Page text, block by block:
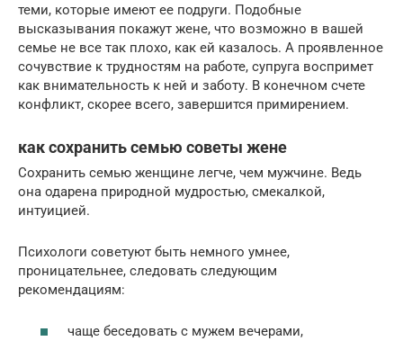
теми, которые имеют ее подруги. Подобные
высказывания покажут жене, что возможно в вашей
семье не все так плохо, как ей казалось. А проявленное
сочувствие к трудностям на работе, супруга воспримет
как внимательность к ней и заботу. В конечном счете
конфликт, скорее всего, завершится примирением.
как сохранить семью советы жене
Сохранить семью женщине легче, чем мужчине. Ведь
она одарена природной мудростью, смекалкой,
интуицией.
Психологи советуют быть немного умнее,
проницательнее, следовать следующим
рекомендациям:
чаще беседовать с мужем вечерами,